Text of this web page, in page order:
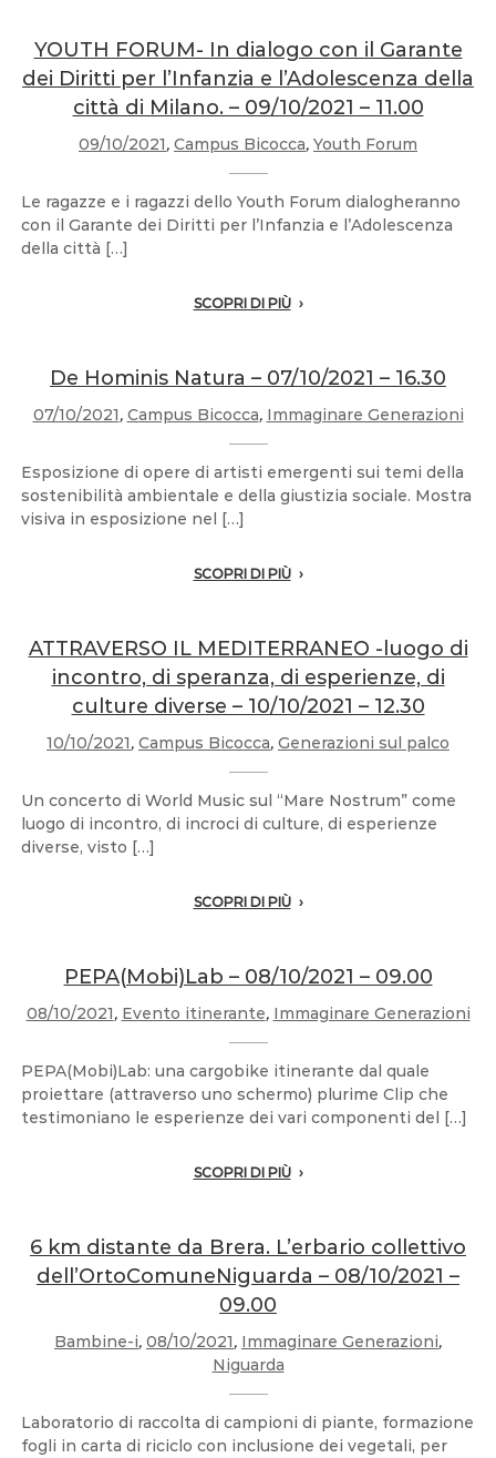
YOUTH FORUM- In dialogo con il Garante
dei Diritti per l’Infanzia e l’Adolescenza della
città di Milano. – 09/10/2021 – 11.00
09/10/2021, Campus Bicocca, Youth Forum
Le ragazze e i ragazzi dello Youth Forum dialogheranno
con il Garante dei Diritti per l’Infanzia e l’Adolescenza
della città […]
SCOPRI DI PIÙ
De Hominis Natura – 07/10/2021 – 16.30
07/10/2021, Campus Bicocca, Immaginare Generazioni
Esposizione di opere di artisti emergenti sui temi della
sostenibilità ambientale e della giustizia sociale. Mostra
visiva in esposizione nel […]
SCOPRI DI PIÙ
ATTRAVERSO IL MEDITERRANEO -luogo di
incontro, di speranza, di esperienze, di
culture diverse – 10/10/2021 – 12.30
10/10/2021, Campus Bicocca, Generazioni sul palco
Un concerto di World Music sul “Mare Nostrum” come
luogo di incontro, di incroci di culture, di esperienze
diverse, visto […]
SCOPRI DI PIÙ
PEPA(Mobi)Lab – 08/10/2021 – 09.00
08/10/2021, Evento itinerante, Immaginare Generazioni
PEPA(Mobi)Lab: una cargobike itinerante dal quale
proiettare (attraverso uno schermo) plurime Clip che
testimoniano le esperienze dei vari componenti del […]
SCOPRI DI PIÙ
6 km distante da Brera. L’erbario collettivo
dell’OrtoComuneNiguarda – 08/10/2021 –
09.00
Bambine-i, 08/10/2021, Immaginare Generazioni,
Niguarda
Laboratorio di raccolta di campioni di piante, formazione
fogli in carta di riciclo con inclusione dei vegetali, per